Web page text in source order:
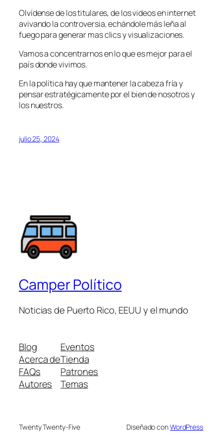
Olvídense de los titulares, de los videos en internet
avivando la controversia, echándole más leña al
fuego para generar mas clics y visualizaciones.
Vamos a concentrarnos en lo que es mejor para el
país donde vivimos.
En la política hay que mantener la cabeza fría y
pensar estratégicamente por el bien de nosotros y
los nuestros.
julio 25, 2024
Camper Político
Noticias de Puerto Rico, EEUU y el mundo
Blog
Acerca de
FAQs
Autores
Eventos
Tienda
Patrones
Temas
Twenty Twenty-Five Diseñado conWordPress